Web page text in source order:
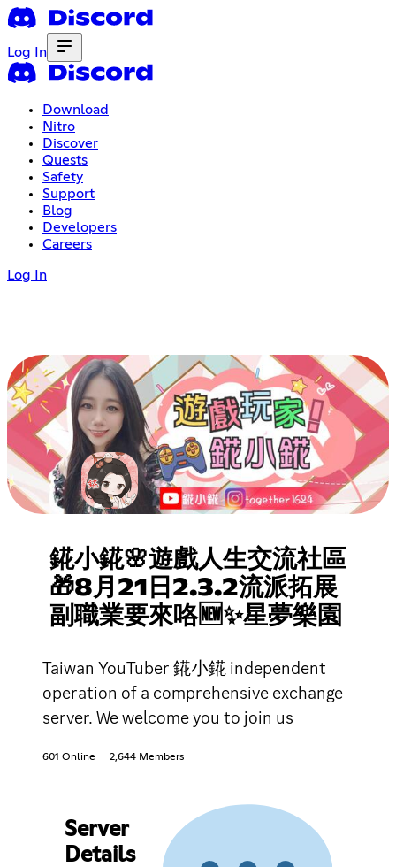
Log In
Download
Nitro
Discover
Quests
Safety
Support
Blog
Developers
Careers
Log In
錵小錵🌸遊戲人生交流社區
🎁8月21日2.3.2流派拓展
副職業要來咯🆕✨星夢樂園
Taiwan YouTuber 錵小錵 independent
operation of a comprehensive exchange
server. We welcome you to join us
601 Online 2,644 Members
Server
Details